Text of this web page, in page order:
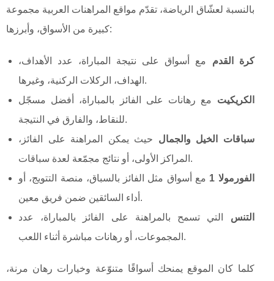
بالنسبة لعشّاق الرياضة، تقدّم مواقع المراهنات العربية مجموعة
كبيرة من الأسواق، وأبرزها:
كرة القدم مع أسواق على نتيجة المباراة، عدد الأهداف،
الهداف، الركلات الركنية، وغيرها.
الكريكيت مع رهانات على الفائز بالمباراة، أفضل مسجّل
للنقاط، والفارق في النتيجة.
سباقات الخيل والجمال حيث يمكن المراهنة على الفائز،
المراكز الأولى، أو نتائج مجمّعة لعدة سباقات.
الفورمولا 1
مع أسواق مثل الفائز بالسباق، منصة التتويج، أو
أداء السائقين ضمن فريق معين.
التنس التي تسمح بالمراهنة على الفائز بالمباراة، عدد
المجموعات، أو رهانات مباشرة أثناء اللعب.
كلما كان الموقع يمنحك أسواقًا متنوّعة وخيارات رهان مرنة،